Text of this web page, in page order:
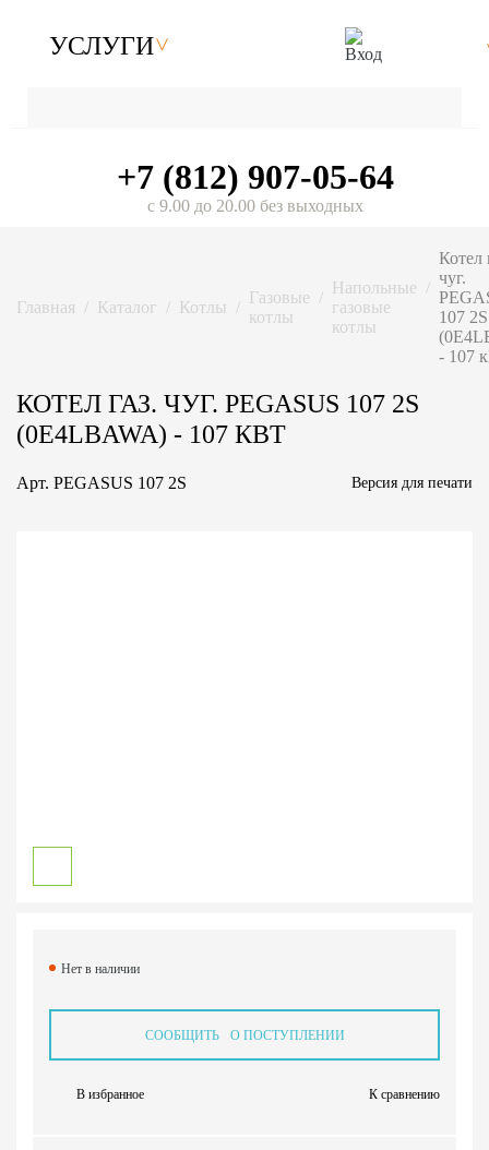
УСЛУГИ
+7 (812) 907-05-64
с 9.00 до 20.00 без выходных
Главная Каталог Котлы
Газовые
котлы
Напольные
газовые
котлы
Котел
чуг.
107 2S
- 107
КОТЕЛ ГАЗ. ЧУГ. PEGASUS 107 2S
(0E4LBAWA) - 107 КВТ
Арт. PEGASUS 107 2S Версия для печати
Нет в наличии
СООБЩИТЬ О ПОСТУПЛЕНИИ
В избранное К сравнению